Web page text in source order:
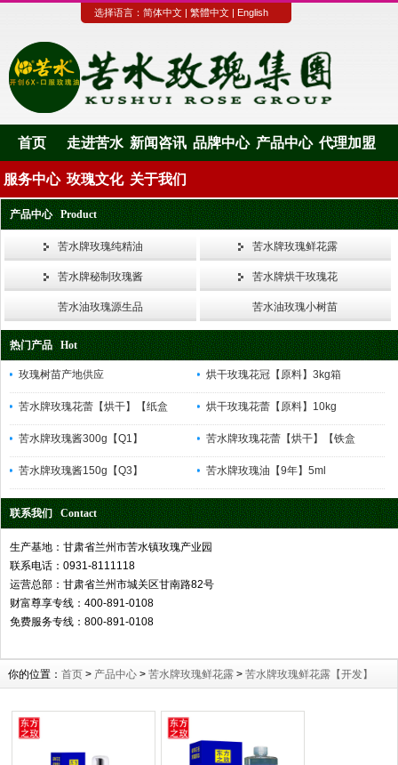
选择语言： 简体中文 | 繁體中文 | English
首页 走进苦水 新闻咨讯 品牌中心 产品中心 代理加盟
服务中心 玫瑰文化 关于我们
产品中心 Product
苦水牌玫瑰纯精油 苦水牌玫瑰鲜花露
苦水牌秘制玫瑰酱 苦水牌烘干玫瑰花
苦水油玫瑰源生品 苦水油玫瑰小树苗
热门产品 Hot
玫瑰树苗产地供应 烘干玫瑰花冠【原料】3kg箱
苦水牌玫瑰花蕾【烘干】【纸盒 烘干玫瑰花蕾【原料】10kg
苦水牌玫瑰酱300g【Q1】 苦水牌玫瑰花蕾【烘干】【铁盒
苦水牌玫瑰酱150g【Q3】 苦水牌玫瑰油【9年】5ml
联系我们 Contact
生产基地：甘肃省兰州市苦水镇玫瑰产业园
联系电话：0931-8111118
运营总部：甘肃省兰州市城关区甘南路82号
财富尊享专线：400-891-0108
免费服务专线：800-891-0108
你的位置： 首页 > 产品中心 > 苦水牌玫瑰鲜花露 > 苦水牌玫瑰鲜花露【开发】